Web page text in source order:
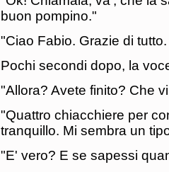
buon pompino."
"Ciao Fabio. Grazie di
Pochi secondi dopo, la
"Allora? Avete finito? Che
"Quattro chiacchiere per
tranquillo. Mi sembra un
"E' vero? E se sapessi